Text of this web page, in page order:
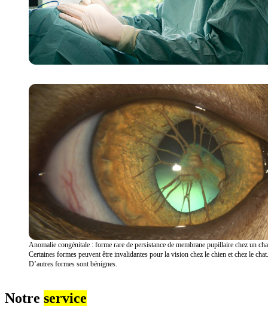
Anomalie congénitale : forme rare de persistance de membrane pupillaire chez un
Certaines formes peuvent être invalidantes pour la vision chez le chien et chez le chat.
D’autres formes sont bénignes.
Notre service